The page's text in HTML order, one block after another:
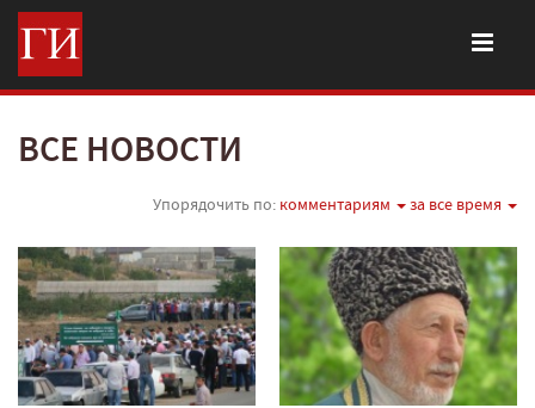
ВСЕ НОВОСТИ
Упорядочить по: комментариям за все время